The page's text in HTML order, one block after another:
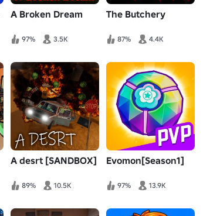
A Broken Dream
97% 3.5K
The Butchery
87% 4.4K
A desrt [SANDBOX]
89% 10.5K
Evomon[Season1]
97% 13.9K